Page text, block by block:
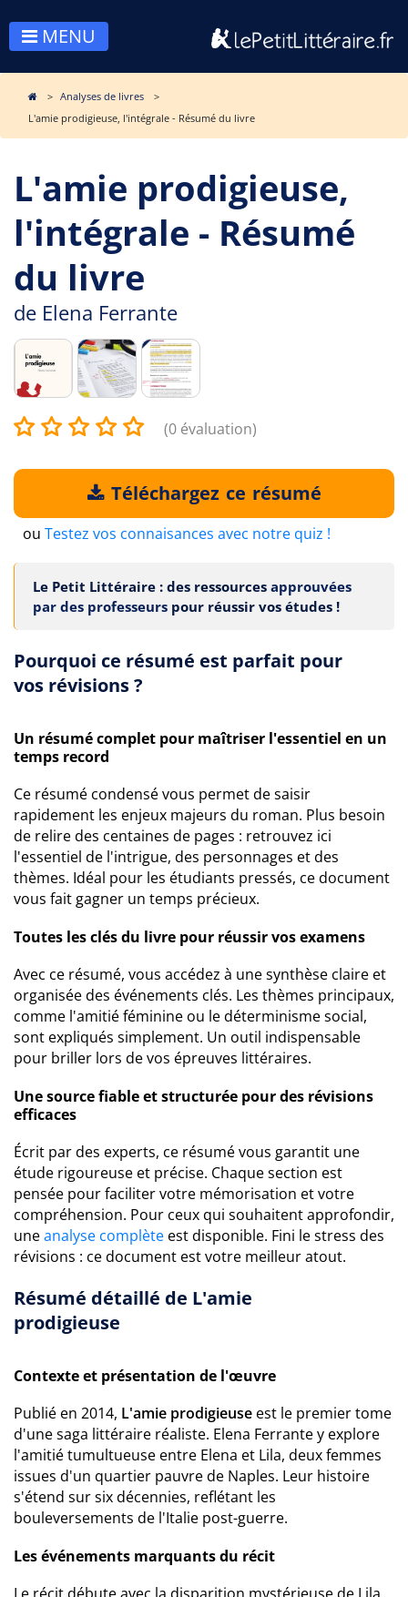
MENU
Analyses de livres
L'amie prodigieuse, l'intégrale - Résumé du livre
L'amie prodigieuse,
l'intégrale - Résumé
du livre
de Elena Ferrante
(0 évaluation)
Téléchargez ce résumé
ou Testez vos connaisances avec notre quiz !
Le Petit Littéraire : des ressources approuvées
par des professeurs pour réussir vos études !
Pourquoi ce résumé est parfait pour
vos révisions ?
Un résumé complet pour maîtriser l'essentiel en un
temps record
Ce résumé condensé vous permet de saisir
rapidement les enjeux majeurs du roman. Plus besoin
de relire des centaines de pages : retrouvez ici
l'essentiel de l'intrigue, des personnages et des
thèmes. Idéal pour les étudiants pressés, ce document
vous fait gagner un temps précieux.
Toutes les clés du livre pour réussir vos examens
Avec ce résumé, vous accédez à une synthèse claire et
organisée des événements clés. Les thèmes principaux,
comme l'amitié féminine ou le déterminisme social,
sont expliqués simplement. Un outil indispensable
pour briller lors de vos épreuves littéraires.
Une source fiable et structurée pour des révisions
efficaces
Écrit par des experts, ce résumé vous garantit une
étude rigoureuse et précise. Chaque section est
pensée pour faciliter votre mémorisation et votre
compréhension. Pour ceux qui souhaitent approfondir,
uneanalyse complète est disponible. Fini le stress des
révisions : ce document est votre meilleur atout.
Résumé détaillé de L'amie
prodigieuse
Contexte et présentation de l'œuvre
Publié en 2014, L'amie prodigieuse est le premier tome
d'une saga littéraire réaliste. Elena Ferrante y explore
l'amitié tumultueuse entre Elena et Lila, deux femmes
issues d'un quartier pauvre de Naples. Leur histoire
s'étend sur six décennies, reflétant les
bouleversements de l'Italie post-guerre.
Les événements marquants du récit